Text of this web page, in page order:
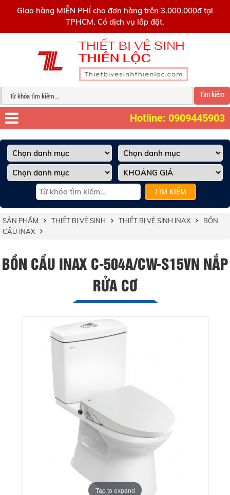
Giao hàng MIỄN PHÍ cho đơn hàng trên 3.000.000đ tại
TPHCM. Có dịch vụ lắp đặt.
Tìm kiếm
Hotline: 0909445903
TÌM KIẾM
SẢN PHẨM THIẾT BỊ VỆ SINH THIẾT BỊ VỆ SINH INAX
BỒN
CẦU INAX
BỒN CẦU INAX C-504A/CW-S15VN NẮP
RỬA CƠ
Tap to expand
Tap to expand
0909445903